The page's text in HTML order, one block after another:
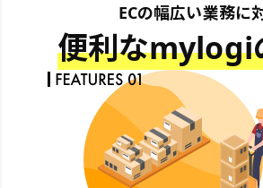
便利なmylogi
ECの幅広い業務に